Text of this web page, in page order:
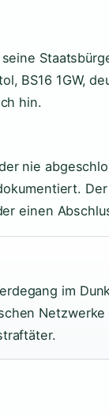
BS16 1GW,
hin.
nie
einen
im